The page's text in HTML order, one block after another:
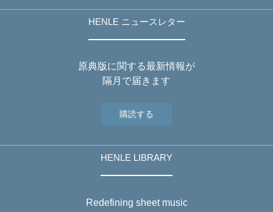
HENLE ニュースレター
原典版に関する最新情報が
隔月で届きます
購読する
HENLE LIBRARY
Redefining sheet music